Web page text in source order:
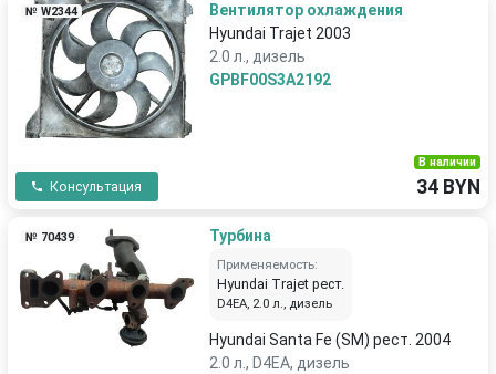
№ W2344
Вентилятор охлаждения
Hyundai Trajet 2003
2.0 л., дизель
GPBF00S3A2192
Консультация
В наличии
34 BYN
№ 70439 Турбина
Применяемость:
Hyundai Trajet рест.
D4EA, 2.0 л., дизель
Hyundai Santa Fe (SM) рест. 2004
2.0 л., D4EA, дизель